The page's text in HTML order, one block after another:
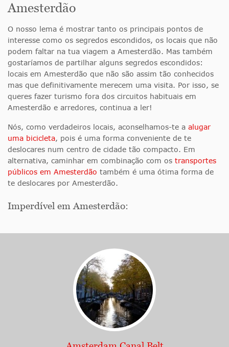
Amesterdão
O nosso lema é mostrar tanto os principais pontos de
interesse como os segredos escondidos, os locais que não
podem faltar na tua viagem a Amesterdão. Mas também
gostaríamos de partilhar alguns segredos escondidos:
locais em Amesterdão que não são assim tão conhecidos
mas que definitivamente merecem uma visita. Por isso, se
queres fazer turismo fora dos circuitos habituais em
Amesterdão e arredores, continua a ler!
Nós, como verdadeiros locais, aconselhamos-te a alugar
uma bicicleta, pois é uma forma conveniente de te
deslocares num centro de cidade tão compacto. Em
alternativa, caminhar em combinação com os transportes
públicos em Amesterdão também é uma ótima forma de
te deslocares por Amesterdão.
Imperdível em Amesterdão: